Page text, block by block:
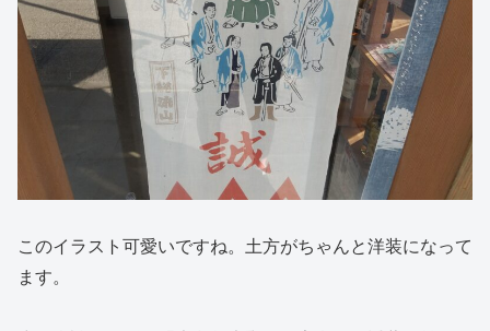
このイラスト可愛いですね。土方がちゃんと洋装になって
ます。